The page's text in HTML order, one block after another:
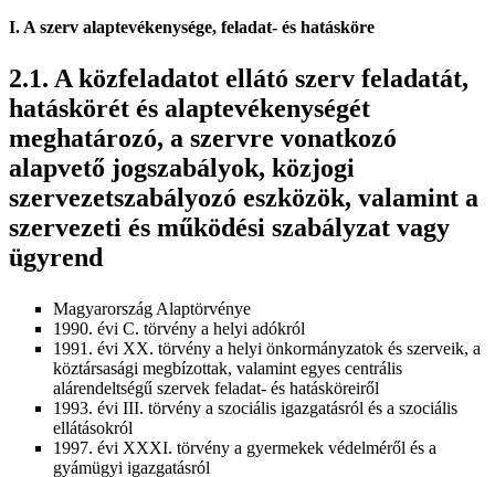
I. A szerv alaptevékenysége, feladat- és hatásköre
A közfeladatot ellátó szerv feladatát,
hatáskörét és alaptevékenységét
meghatározó, a szervre vonatkozó
alapvető jogszabályok, közjogi
szervezetszabályozó eszközök, valamint a
szervezeti és működési szabályzat vagy
ügyrend
Magyarország Alaptörvénye
1990. évi C. törvény a helyi adókról
1991. évi XX. törvény a helyi önkormányzatok és szerveik, a
köztársasági megbízottak, valamint egyes centrális
alárendeltségű szervek feladat- és hatásköreiről
1993. évi III. törvény a szociális igazgatásról és a szociális
ellátásokról
1997. évi XXXI. törvény a gyermekek védelméről és a
gyámügyi igazgatásról